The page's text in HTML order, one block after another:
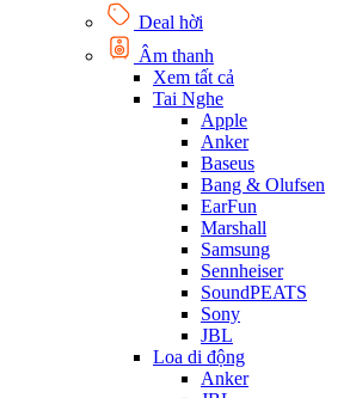
Deal hời
Âm thanh
Xem tất cả
Tai Nghe
Apple
Anker
Baseus
Bang & Olufsen
EarFun
Marshall
Samsung
Sennheiser
SoundPEATS
Sony
JBL
Loa di động
Anker